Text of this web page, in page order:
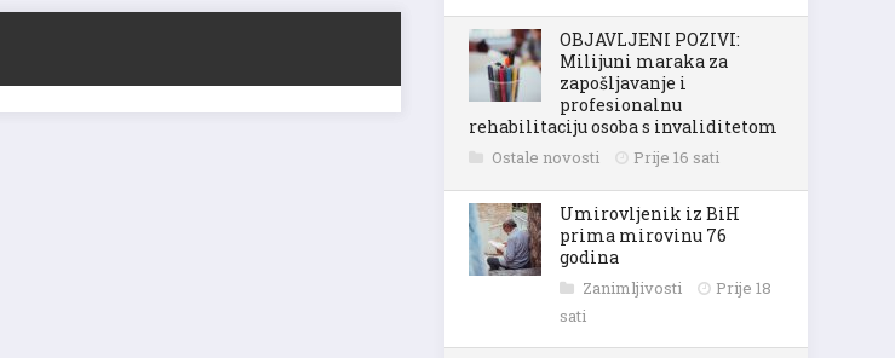
OBJAVLJENI POZIVI:
Milijuni maraka za
zapošljavanje i
profesionalnu
rehabilitaciju osoba s invaliditetom
Ostale novosti Prije 16 sati
Umirovljenik iz BiH
prima mirovinu 76
godina
Zanimljivosti
Prije 18
sati